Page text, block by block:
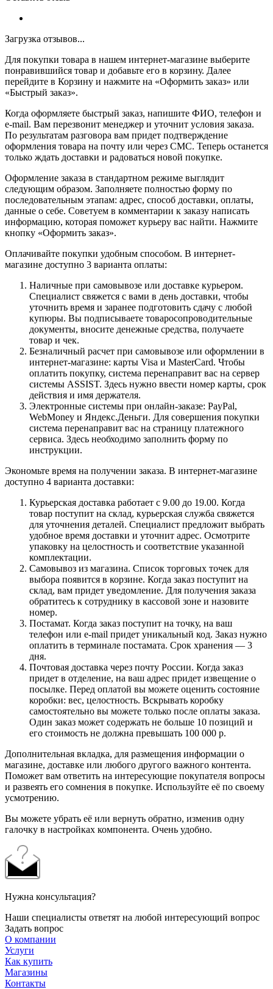
Загрузка отзывов...
Для покупки товара в нашем интернет-магазине выберите
понравившийся товар и добавьте его в корзину. Далее
перейдите в Корзину и нажмите на «Оформить заказ» или
«Быстрый заказ».
Когда оформляете быстрый заказ, напишите ФИО, телефон и
e-mail. Вам перезвонит менеджер и уточнит условия заказа.
По результатам разговора вам придет подтверждение
оформления товара на почту или через СМС. Теперь останется
только ждать доставки и радоваться новой покупке.
Оформление заказа в стандартном режиме выглядит
следующим образом. Заполняете полностью форму по
последовательным этапам: адрес, способ доставки, оплаты,
данные о себе. Советуем в комментарии к заказу написать
информацию, которая поможет курьеру вас найти. Нажмите
кнопку «Оформить заказ».
Оплачивайте покупки удобным способом. В интернет-
магазине доступно 3 варианта оплаты:
Наличные при самовывозе или доставке курьером.
Специалист свяжется с вами в день доставки, чтобы
уточнить время и заранее подготовить сдачу с любой
купюры. Вы подписываете товаросопроводительные
документы, вносите денежные средства, получаете
товар и чек.
Безналичный расчет при самовывозе или оформлении в
интернет-магазине: карты Visa и MasterCard. Чтобы
оплатить покупку, система перенаправит вас на сервер
системы ASSIST. Здесь нужно ввести номер карты, срок
действия и имя держателя.
Электронные системы при онлайн-заказе: PayPal,
WebMoney и Яндекс.Деньги. Для совершения покупки
система перенаправит вас на страницу платежного
сервиса. Здесь необходимо заполнить форму по
инструкции.
Экономьте время на получении заказа. В интернет-магазине
доступно 4 варианта доставки:
Курьерская доставка работает с 9.00 до 19.00. Когда
товар поступит на склад, курьерская служба свяжется
для уточнения деталей. Специалист предложит выбрать
удобное время доставки и уточнит адрес. Осмотрите
упаковку на целостность и соответствие указанной
комплектации.
Самовывоз из магазина. Список торговых точек для
выбора появится в корзине. Когда заказ поступит на
склад, вам придет уведомление. Для получения заказа
обратитесь к сотруднику в кассовой зоне и назовите
номер.
Постамат. Когда заказ поступит на точку, на ваш
телефон или e-mail придет уникальный код. Заказ нужно
оплатить в терминале постамата. Срок хранения — 3
дня.
Почтовая доставка через почту России. Когда заказ
придет в отделение, на ваш адрес придет извещение о
посылке. Перед оплатой вы можете оценить состояние
коробки: вес, целостность. Вскрывать коробку
самостоятельно вы можете только после оплаты заказа.
Один заказ может содержать не больше 10 позиций и
его стоимость не должна превышать 100 000 р.
Дополнительная вкладка, для размещения информации о
магазине, доставке или любого другого важного контента.
Поможет вам ответить на интересующие покупателя вопросы
и развеять его сомнения в покупке. Используйте её по своему
усмотрению.
Вы можете убрать её или вернуть обратно, изменив одну
галочку в настройках компонента. Очень удобно.
Нужна консультация?
Наши специалисты ответят на любой интересующий вопрос
Задать вопрос
О компании
Услуги
Как купить
Магазины
Контакты